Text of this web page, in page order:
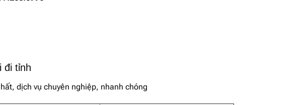
đi tỉnh
dịch vụ chuyên nghiệp, nhanh chóng